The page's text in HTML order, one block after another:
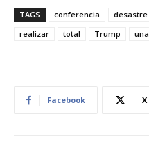
er
e
at
s
p
c
e
d
di
TAGS conferencia desastre
realizar
total Trump una
Facebook X